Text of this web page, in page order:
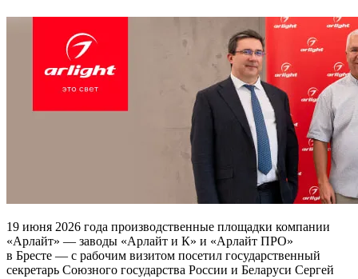
19 июня 2026 года производственные площадки компании
«Арлайт» — заводы «Арлайт и К» и «Арлайт ПРО»
в Бресте — с рабочим визитом посетил государственный
секретарь Союзного государства России и Беларуси Сергей